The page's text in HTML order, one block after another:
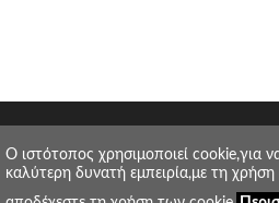
O ιστότοπος χρησιμοποιεί cookie,για
καλύτερη δυνατή εμπειρία,με τη